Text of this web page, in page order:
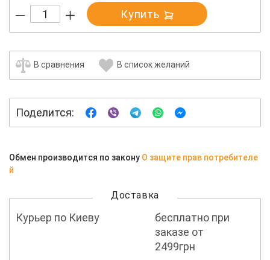
Купить
В сравнения В список желаний
Поделится:
Обмен производится по закону О защите прав потребителе
й
Доставка
Курьер по Киеву
бесплатно при
заказе от
2499грн